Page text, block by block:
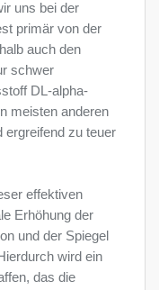
uns bei der
primär von der
auch den
schwer
DL-alpha-
meisten anderen
ergreifend zu teuer
effektiven
Erhöhung der
und der Spiegel
wird ein
das die